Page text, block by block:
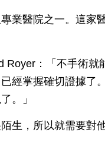
業醫院之一。這家
Royer：「不手術
經掌握確切證據了
。」
生，所以就需要對